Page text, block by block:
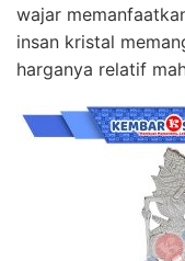
wajar
insan kristal
harganya relatif